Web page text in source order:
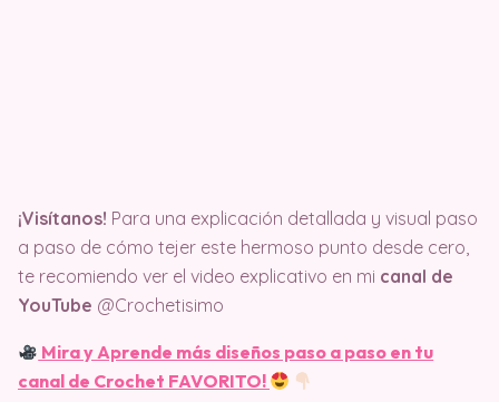
¡Visítanos! Para una explicación detallada y visual paso
a paso de cómo tejer este hermoso punto desde cero,
te recomiendo ver el video explicativo en mi canal de
YouTube @Crochetisimo
Mira y Aprende más diseños paso a paso en tu
canal de Crochet FAVORITO!